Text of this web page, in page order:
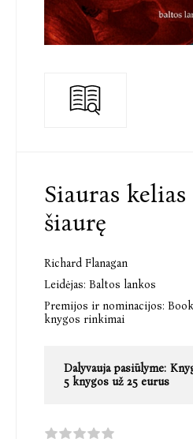
Siauras
šiaurę
Richard Flanagan
Leidėjas: Baltos lankos
Premijos ir nominacijos:
knygos rinkimai
Dalyvauja pasiūlyme:
5 knygos už 25 eurus